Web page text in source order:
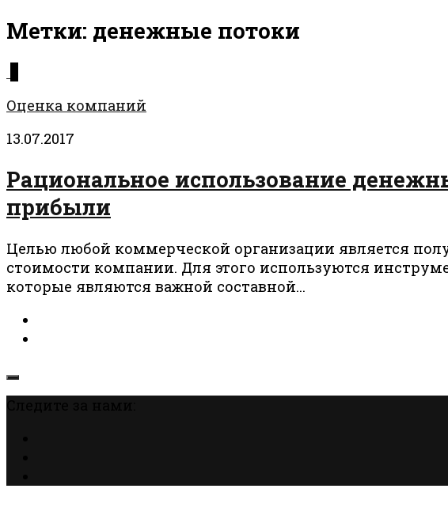
Метки: денежные потоки
Оценка компаний
13.07.2017
Рациональное использование
прибыли
Целью любой коммерческой организации является
стоимости компании. Для этого используются
которые являются важной составной...